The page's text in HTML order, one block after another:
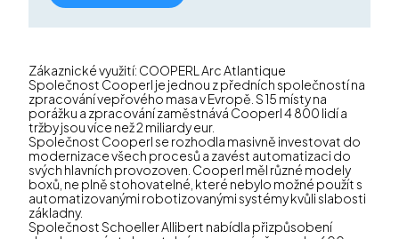
Zákaznické využití: COOPERL Arc Atlantique
Společnost Cooperl je jednou z předních společností na
zpracování vepřového masa v Evropě. S 15 místy na
porážku a zpracování zaměstnává Cooperl 4 800 lidí a
tržby jsou více než 2 miliardy eur.
Společnost Cooperl se rozhodla masivně investovat do
modernizace všech procesů a zavést automatizaci do
svých hlavních provozoven. Cooperl měl různé modely
boxů, ne plně stohovatelné, které nebylo možné použít s
automatizovanými robotizovanými systémy kvůli slabosti
základny.
Společnost Schoeller Allibert nabídla přizpůsobení